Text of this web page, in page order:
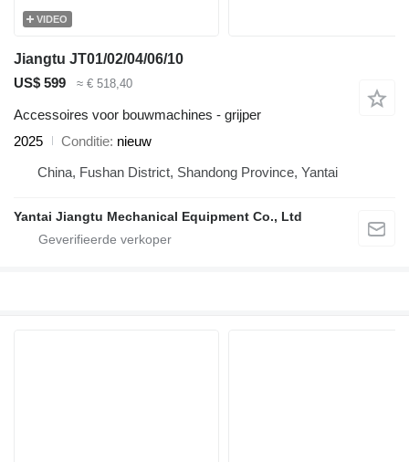
VIDEO
Jiangtu JT01/02/04/06/10
US$ 599
≈ € 518,40
Accessoires voor bouwmachines - grijper
2025
Conditie nieuw
China, Fushan District, Shandong Province, Yantai
Yantai Jiangtu Mechanical Equipment Co., Ltd